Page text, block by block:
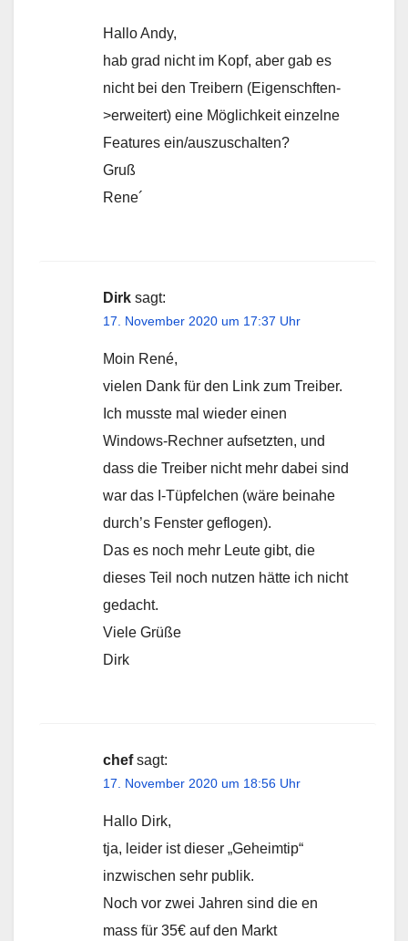
Hallo Andy,
hab grad nicht im Kopf, aber gab es
nicht bei den Treibern (Eigenschften-
>erweitert) eine Möglichkeit einzelne
Features ein/auszuschalten?
Gruß
Rene´
Dirk sagt:
17. November 2020 um 17:37 Uhr
Moin René,
vielen Dank für den Link zum Treiber.
Ich musste mal wieder einen
Windows-Rechner aufsetzten, und
dass die Treiber nicht mehr dabei sind
war das I-Tüpfelchen (wäre beinahe
durch’s Fenster geflogen).
Das es noch mehr Leute gibt, die
dieses Teil noch nutzen hätte ich nicht
gedacht.
Viele Grüße
Dirk
chef sagt:
17. November 2020 um 18:56 Uhr
Hallo Dirk,
tja, leider ist dieser „Geheimtip“
inzwischen sehr publik.
Noch vor zwei Jahren sind die en
mass für 35€ auf den Markt